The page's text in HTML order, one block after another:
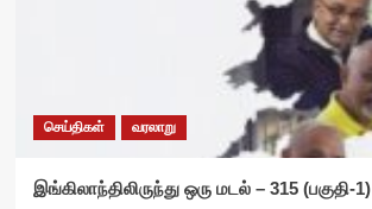
செய்திகள் வரலாறு
இங்கிலாந்திலிருந்து ஒரு மடல் – 315 (பகுதி-1)